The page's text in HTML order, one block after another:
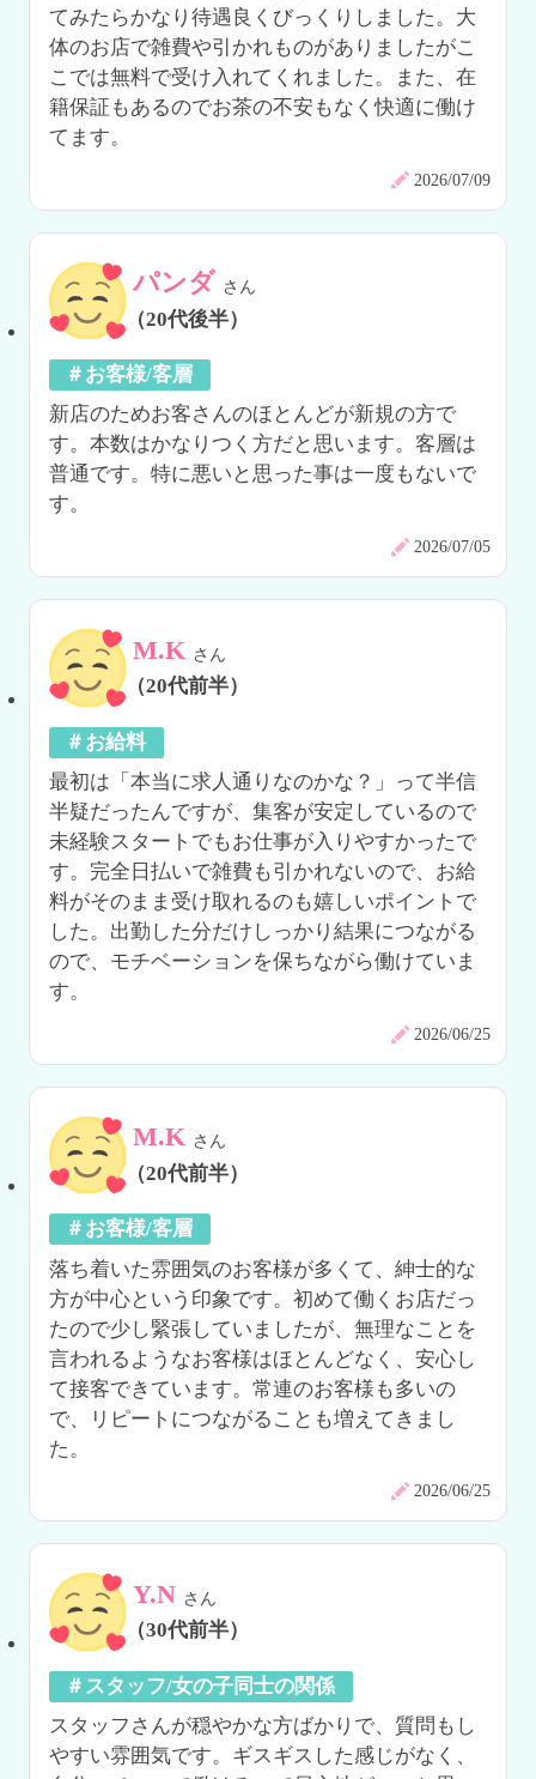
てみたらかなり待遇良くびっくりしました。大
体のお店で雑費や引かれものがありましたがこ
こでは無料で受け入れてくれました。また、在
籍保証もあるのでお茶の不安もなく快適に働け
てます。
2026/07/09
パンダ さん
（20代後半）
＃お客様/客層
新店のためお客さんのほとんどが新規の方で
す。本数はかなりつく方だと思います。客層は
普通です。特に悪いと思った事は一度もないで
2026/07/05
M.K さん
（20代前半）
＃お給料
最初は「本当に求人通りなのかな？」って半信
半疑だったんですが、集客が安定しているので
未経験スタートでもお仕事が入りやすかったで
す。完全日払いで雑費も引かれないので、お給
料がそのまま受け取れるのも嬉しいポイントで
した。出勤した分だけしっかり結果につながる
ので、モチベーションを保ちながら働けていま
す。
2026/06/25
M.K さん
（20代前半）
＃お客様/客層
落ち着いた雰囲気のお客様が多くて、紳士的な
方が中心という印象です。初めて働くお店だっ
たので少し緊張していましたが、無理なことを
言われるようなお客様はほとんどなく、安心し
て接客できています。常連のお客様も多いの
で、リピートにつながることも増えてきまし
た。
2026/06/25
Y.N さん
（30代前半）
＃スタッフ/女の子同士の関係
スタッフさんが穏やかな方ばかりで、質問もし
やすい雰囲気です。ギスギスした感じがなく、